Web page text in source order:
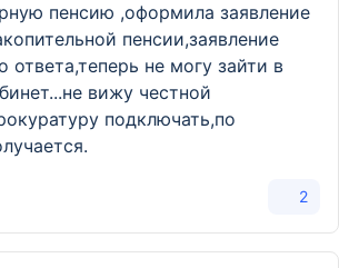
пенсию ,оформила заявление
пенсии,заявление
ответа,теперь не могу зайти в
вижу честной
подключать,по
2